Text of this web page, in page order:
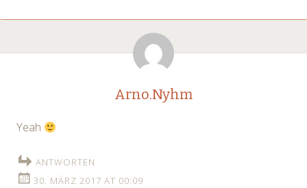
Arno.Nyhm
Yeah
ANTWORTEN
30. MÄRZ 2017 AT 00:09